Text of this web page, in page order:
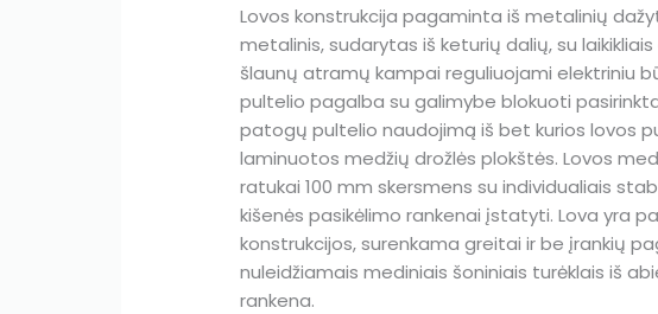
Lovos konstrukcija pagaminta iš metalinių
metalinis, sudarytas iš keturių dalių, su
šlaunų atramų kampai reguliuojami elektriniu
pultelio pagalba su galimybe blokuoti
patogų pultelio naudojimą iš bet kurios lovos
laminuotos medžių drožlės plokštės. Lovos
ratukai 100 mm skersmens su individualiais
kišenės pasikėlimo rankenai įstatyti. Lova yra
konstrukcijos, surenkama greitai ir be įrankių
nuleidžiamais mediniais šoniniais turėklais iš
rankena.